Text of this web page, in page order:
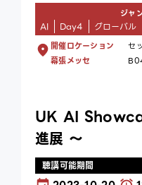
ジャ
AI Day4 グローバル
開催ロケーション
幕張メッセ
セ
UK AI
進展 ～
聴講可能期間